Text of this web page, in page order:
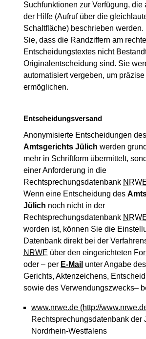
Suchfunktionen zur Verfügung, die
der Hilfe (Aufruf über die
Schaltfläche) beschrieben werden.
Sie, dass die Randziffern am
Entscheidungstextes nicht
Originalentscheidung sind. Sie
automatisiert vergeben, um präzise
ermöglichen.
Entscheidungsversand
Anonymisierte Entscheidungen des
Amtsgerichts Jülich werden
mehr in Schriftform übermittelt,
einer Anforderung in die
Rechtsprechungsdatenbank
Wenn eine Entscheidung des
Jülich noch nicht in der
Rechtsprechungsdatenbank
worden ist, können Sie die
Datenbank direkt bei der
NRWE über den eingerichteten
oder – per E-Mail unter Angabe
Gerichts, Aktenzeichens,
sowie des Verwendungszwecks–
www.nrwe.de (http://
Rechtsprechungsdatenbank der
Nordrhein-Westfalens